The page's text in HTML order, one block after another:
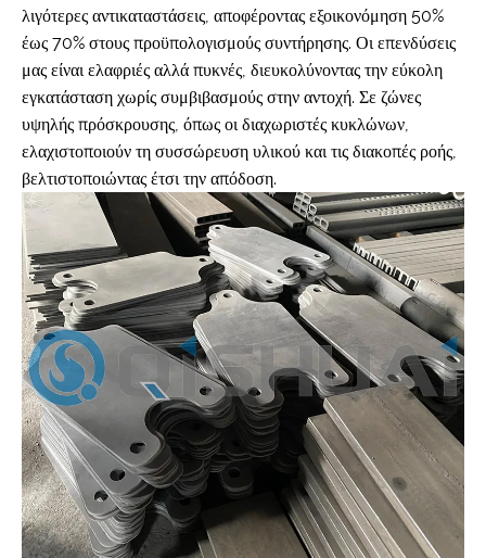
λιγότερες αντικαταστάσεις, αποφέροντας εξοικονόμηση 50%
έως 70% στους προϋπολογισμούς συντήρησης. Οι επενδύσεις
μας είναι ελαφριές αλλά πυκνές, διευκολύνοντας την εύκολη
εγκατάσταση χωρίς συμβιβασμούς στην αντοχή. Σε ζώνες
υψηλής πρόσκρουσης, όπως οι διαχωριστές κυκλώνων,
ελαχιστοποιούν τη συσσώρευση υλικού και τις διακοπές ροής,
βελτιστοποιώντας έτσι την απόδοση.